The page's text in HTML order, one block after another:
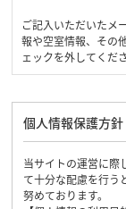
ご記入いただいたメ
報や空室情報、その
ェックを外してくださ
個人情報保護方針
当サイトの運営に際
て十分な配慮を行う
努めております。